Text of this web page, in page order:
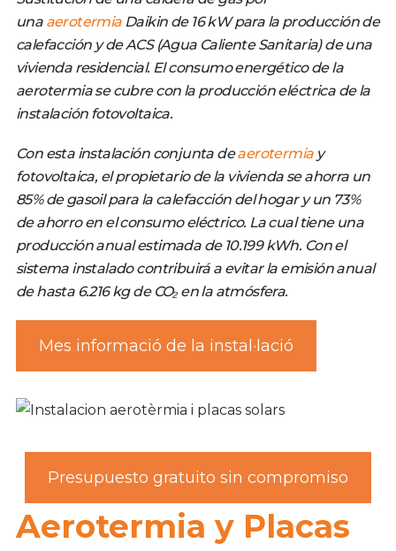
una aerotermia Daikin de 16 kW para la producción de
calefacción y de ACS (Agua Caliente Sanitaria) de una
vivienda residencial. El consumo energético de la
aerotermia se cubre con la producción eléctrica de la
instalación fotovoltaica.
Con esta instalación conjunta deaerotermia y
fotovoltaica, el propietario de la vivienda se ahorra un
85% de gasoil para la calefacción del hogar y un 73%
de ahorro en el consumo eléctrico. La cual tiene una
producción anual estimada de 10.199 kWh. Con el
sistema instalado contribuirá a evitar la emisión anual
de hasta 6.216 kg de CO₂ en la atmósfera.
Mes informació de la instal·lació
Presupuesto gratuito sin compromiso
Aerotermia y Placas